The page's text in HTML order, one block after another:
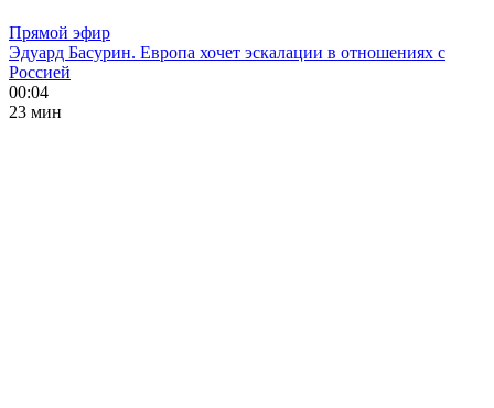
Прямой эфир
Эдуард Басурин. Европа хочет эскалации в отношениях с
Россией
00:04
23 мин